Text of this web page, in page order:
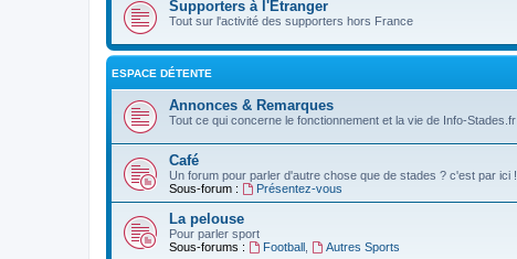
Supporters à l'Etranger
Tout sur l'activité des supporters hors France
ESPACE DÉTENTE
Annonces & Remarques
Tout ce qui concerne le fonctionnement et la vie de Info-Stades.fr
Café
Un forum pour parler d'autre chose que de stades ? c'est par ici !
Sous-forum :
Présentez-vous
La pelouse
Pour parler sport
Sous-forums :
Football, Autres Sports